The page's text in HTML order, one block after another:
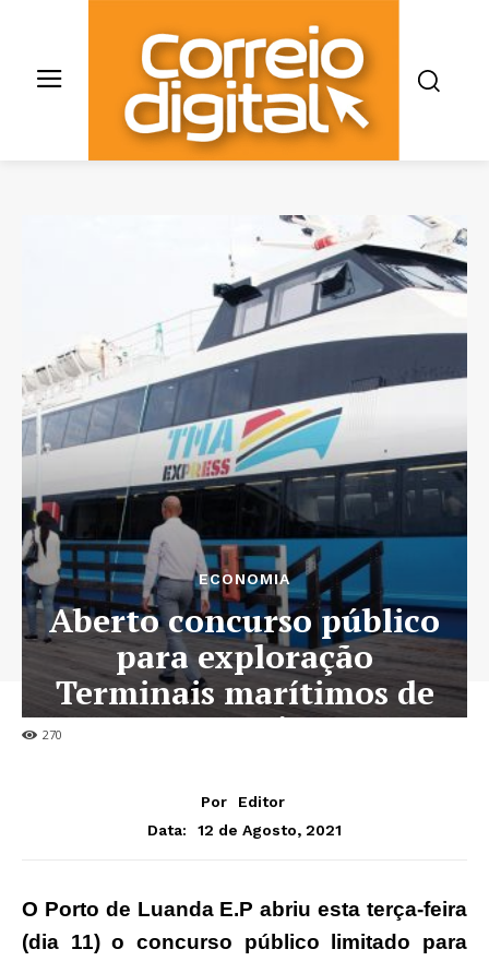
270
ECONOMIA
Aberto concurso público
para exploração
Terminais marítimos de
passageiros
Por
Editor
Data:
12 de Agosto, 2021
O Porto de Luanda E.P abriu esta terça-feira
(dia 11) o concurso público limitado para